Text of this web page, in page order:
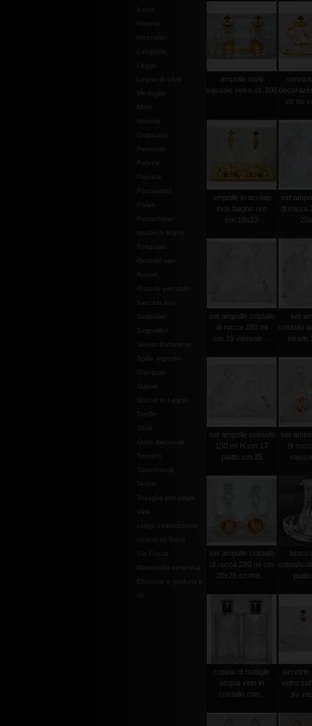
Leggii
Legno di olivo
Medaglie
Mitrie
Natività
Ostensori
Pastorali
Patene
Pianete
Portaviatici
Piviali
Portachiavi
quadri in legno
Reliquiari
Ricambi vari
Rosari
Rosario per abito
francescano
Scapolari
Segnalibri
Servizi Battesimo
Spille argento
Stampati
Statue
Statue in Legno
Stoffe
Stole
Stole diaconali
Tabernacoli
valige celebrazione
Mattonella ceramica
Essenze e profumi e
ampolle style
vassoio vetro cc.100
cc su
ampolle in acciaio
inox bagno oro
cm.18x23
set
di rocca
set ampolle cristallo
di rocca 280 ml
cm.19 vassoio ...
set
cristallo
ml cm
set ampolle cristallo
150 ml H.cm 17
piatto cm.25
set
di
set ampolle cristallo
di rocca 280 ml cm
20x25 scritta ...
cristallo
coppia di bottiglie
acqua vino in
cristallo con...
servizio
vetro
su